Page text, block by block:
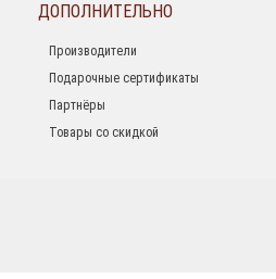
ДОПОЛНИТЕЛЬНО
Производители
Подарочные сертификаты
Партнёры
Товары со скидкой